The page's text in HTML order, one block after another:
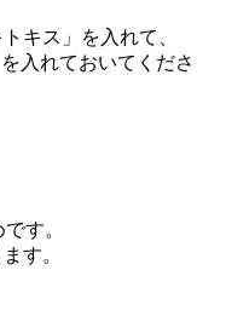
キス」を入れて、
入れておいてくださ
す。
す。